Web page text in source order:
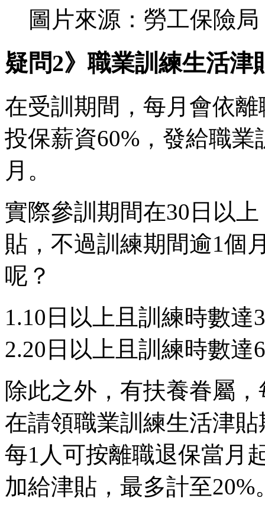
圖片來源：勞工保險局
疑問2》職業訓練生活津
在受訓期間，每月會依
投保薪資60%，發給職
月。
實際參訓期間在30日以
貼，不過訓練期間逾1個
呢？
1.10日以上且訓練時數
2.20日以上且訓練時數達
除此之外，有扶養眷屬
在請領職業訓練生活津
每1人可按離職退保當月
加給津貼，最多計至20%